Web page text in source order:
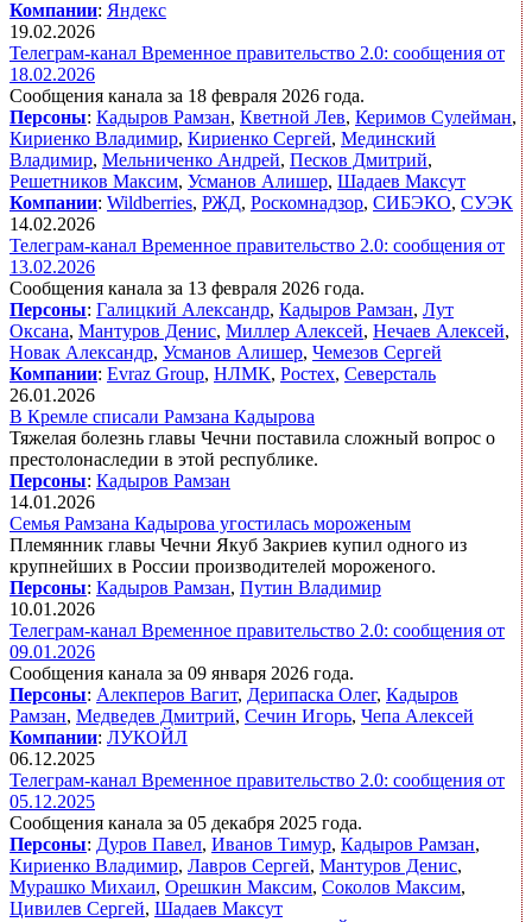
Компании: Яндекс
19.02.2026
Телеграм-канал Временное правительство 2.0: сообщения от
18.02.2026
Сообщения канала за 18 февраля 2026 года.
Персоны: Кадыров Рамзан, Кветной Лев, Керимов Сулейман,
Кириенко Владимир, Кириенко Сергей, Мединский
Владимир, Мельниченко Андрей, Песков Дмитрий,
Решетников Максим, Усманов Алишер, Шадаев Максут
Компании: Wildberries, РЖД, Роскомнадзор, СИБЭКО, СУЭК
14.02.2026
Телеграм-канал Временное правительство 2.0: сообщения от
13.02.2026
Сообщения канала за 13 февраля 2026 года.
Персоны: Галицкий Александр, Кадыров Рамзан, Лут
Оксана, Мантуров Денис, Миллер Алексей, Нечаев Алексей,
Новак Александр, Усманов Алишер, Чемезов Сергей
Компании: Evraz Group, НЛМК, Ростех, Северсталь
26.01.2026
В Кремле списали Рамзана Кадырова
Тяжелая болезнь главы Чечни поставила сложный вопрос о
престолонаследии в этой республике.
Персоны: Кадыров Рамзан
14.01.2026
Семья Рамзана Кадырова угостилась мороженым
Племянник главы Чечни Якуб Закриев купил одного из
крупнейших в России производителей мороженого.
Персоны: Кадыров Рамзан, Путин Владимир
10.01.2026
Телеграм-канал Временное правительство 2.0: сообщения от
09.01.2026
Сообщения канала за 09 января 2026 года.
Персоны: Алекперов Вагит, Дерипаска Олег, Кадыров
Рамзан, Медведев Дмитрий, Сечин Игорь, Чепа Алексей
Компании: ЛУКОЙЛ
06.12.2025
Телеграм-канал Временное правительство 2.0: сообщения от
05.12.2025
Сообщения канала за 05 декабря 2025 года.
Персоны: Дуров Павел, Иванов Тимур, Кадыров Рамзан,
Кириенко Владимир, Лавров Сергей, Мантуров Денис,
Мурашко Михаил, Орешкин Максим, Соколов Максим,
Цивилев Сергей, Шадаев Максут